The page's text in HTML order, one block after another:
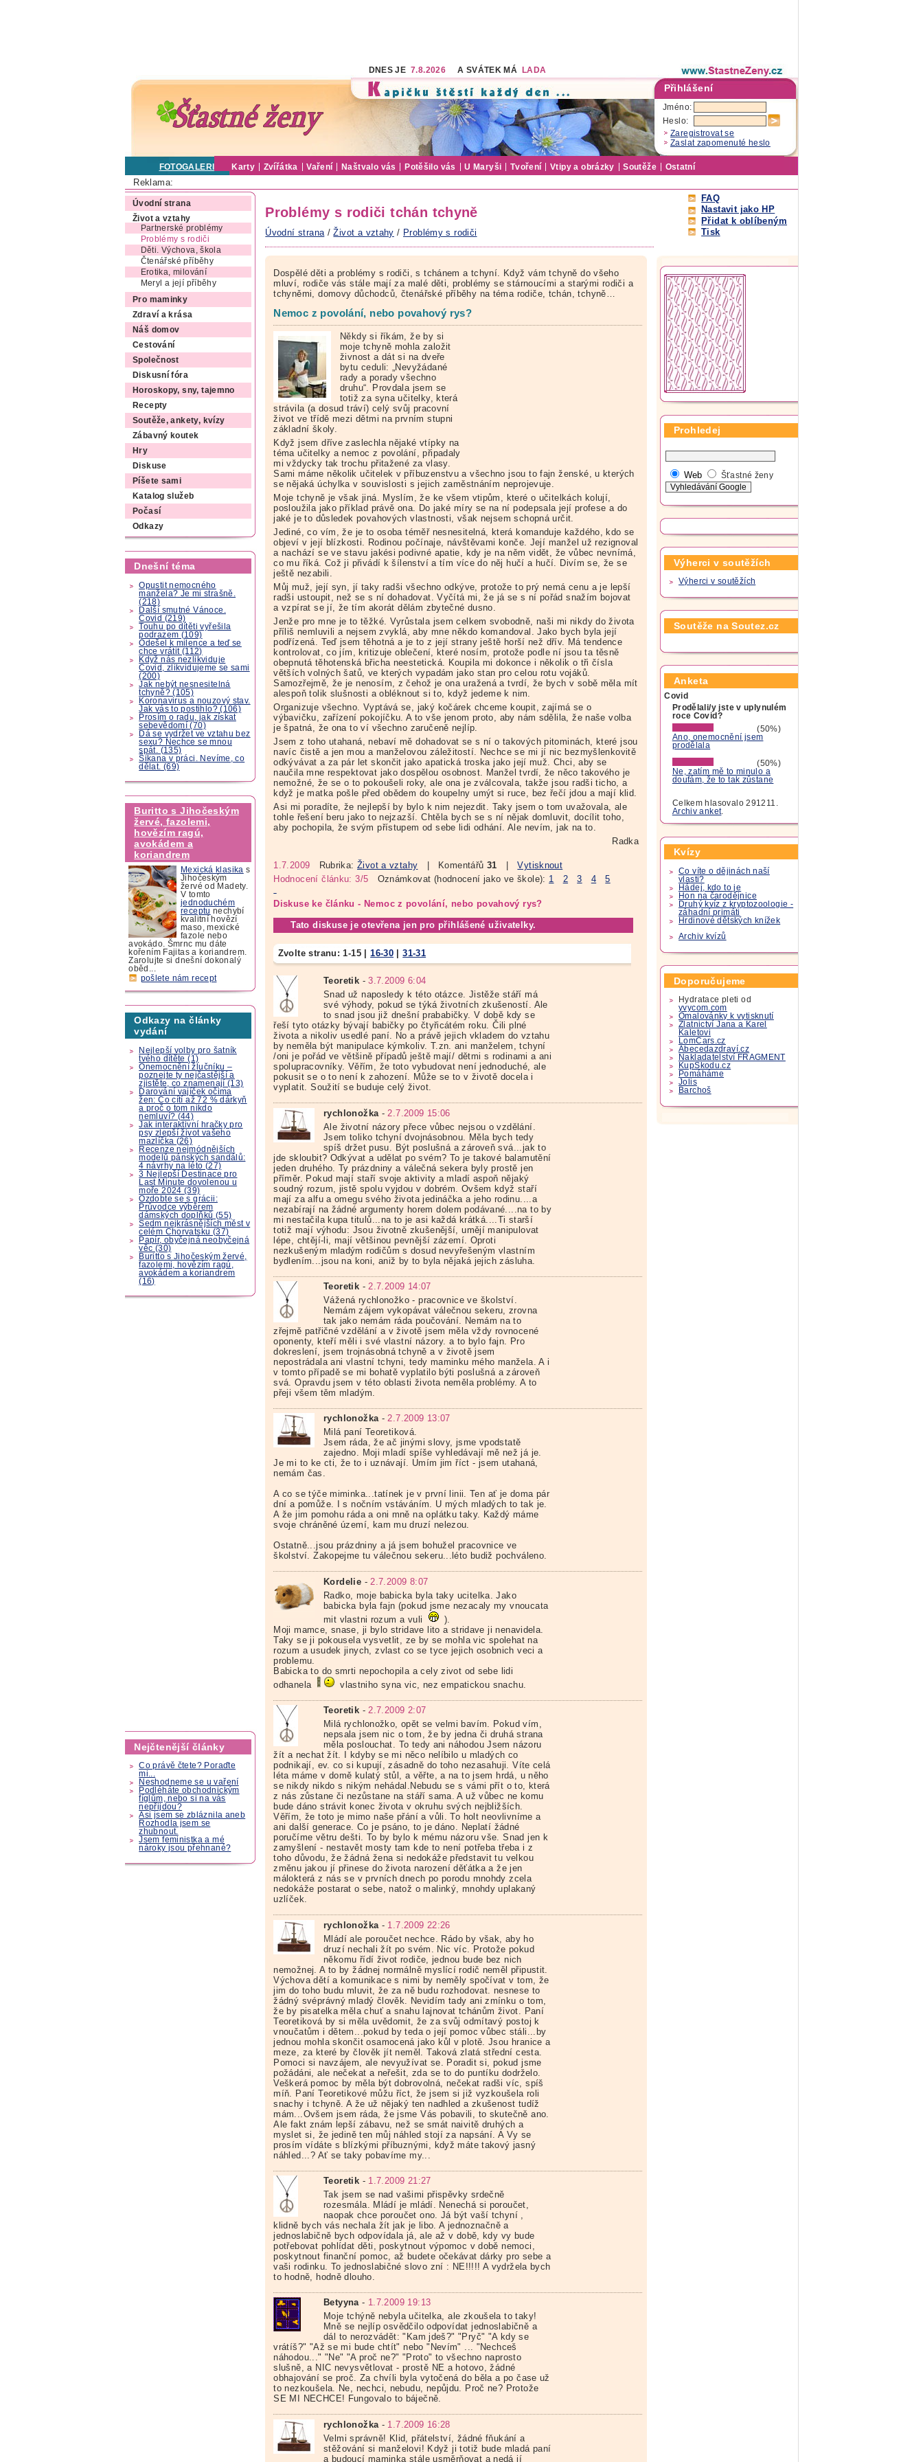
DNES JE 7.8.2026 A SVÁTEK MÁ LADA
Přihlášení
Jméno:
Heslo:
Zaregistrovat se
Zaslat zapomenuté heslo
FOTOGALERIE Karty Zvířátka Vaření Naštvalo vás Potěšilo vás U Maryši Tvoření Vtipy a obrázky Soutěže Ostatní
Reklama:
Úvodní strana
Život a vztahy
Partnerské problémy
Problémy s rodiči
Děti. Výchova, škola
Čtenářské příběhy
Erotika, milování
Meryl a její příběhy
Pro maminky
Zdraví a krása
Náš domov
Cestování
Společnost
Diskusní fóra
Horoskopy, sny, tajemno
Recepty
Soutěže, ankety, kvízy
Zábavný koutek
Hry
Diskuse
Píšete sami
Katalog služeb
Počasí
Odkazy
Dnešní téma
Opustit nemocného
manžela? Je mi strašně.
(218)
Další smutné Vánoce.
Covid (219)
Touhu po dítěti vyřešila
podrazem (109)
Odešel k milence a teď se
chce vrátit (112)
Když nás nezlikviduje
Covid, zlikvidujeme se sami
(200)
Jak nebýt nesnesitelná
tchyně? (105)
Koronavirus a nouzový stav.
Jak vás to postihlo? (106)
Prosím o radu, jak získat
sebevědomí (70)
Dá se vydržet ve vztahu bez
sexu? Nechce se mnou
spát. (135)
Šikana v práci. Nevíme, co
dělat. (69)
Buritto s Jihočeským
žervé, fazolemi,
hovězím ragú,
avokádem a
koriandrem
Mexická klasika s
Jihočeským
žervé od Madety.
V tomto
jednoduchém
receptu nechybí
kvalitní hovězí
maso, mexické
fazole nebo
avokádo. Šmrnc mu dáte
kořením Fajitas a koriandrem.
Zarolujte si dnešní dokonalý
oběd...
pošlete nám recept
Odkazy na články
vydání
Nejlepší volby pro šatník
tvého dítěte (1)
Onemocnění žlučníku –
poznejte ty nejčastější a
zjistěte, co znamenají (13)
Darování vajíček očima
žen: Co cítí až 72 % dárkyň
a proč o tom nikdo
nemluví? (44)
Jak interaktivní hračky pro
psy zlepší život vašeho
mazlíčka (26)
Recenze nejmódnějších
modelů pánských sandálů:
4 návrhy na léto (27)
3 Nejlepší Destinace pro
Last Minute dovolenou u
moře 2024 (39)
Ozdobte se s grácii:
Průvodce výběrem
dámských doplňků (55)
Sedm nejkrásnějších měst v
celém Chorvatsku (37)
Papír, obyčejná neobyčejná
věc (30)
Buritto s Jihočeským žervé,
fazolemi, hovězím ragú,
avokádem a koriandrem
(16)
Nejčtenější články
Co právě čtete? Poraďte
mi...
Neshodneme se u vaření
Podléháte obchodnickým
fíglům, nebo si na vás
nepřijdou?
Asi jsem se zbláznila aneb
Rozhodla jsem se
zhubnout.
Jsem feministka a mé
nároky jsou přehnané?
Problémy s rodiči tchán tchyně
Úvodní strana /Život a vztahy / Problémy s rodiči
FAQ
Nastavit jako HP
Přidat k oblíbeným
Tisk
Dospělé děti a problémy s rodiči, s tchánem a tchyní. Když vám tchyně do všeho
mluví, rodiče vás stále mají za malé děti, problémy se stárnoucími a starými rodiči a
tchyněmi, domovy důchodců, čtenářské příběhy na téma rodiče, tchán, tchyně…
Nemoc z povolání, nebo povahový rys?
Někdy si říkám, že by si
moje tchyně mohla založit
živnost a dát si na dveře
bytu ceduli: „Nevyžádané
rady a porady všechno
druhu“. Provdala jsem se
totiž za syna učitelky, která
strávila (a dosud tráví) celý svůj pracovní
život ve třídě mezi dětmi na prvním stupni
základní školy.
Když jsem dříve zaslechla nějaké vtípky na
téma učitelky a nemoc z povolání, připadaly
mi vždycky tak trochu přitažené za vlasy.
Sami máme několik učitelek v příbuzenstvu a všechno jsou to fajn ženské, u kterých
se nějaká úchylka v souvislosti s jejich zaměstnáním neprojevuje.
Moje tchyně je však jiná. Myslím, že ke všem vtipům, které o učitelkách kolují,
posloužila jako příklad právě ona. Do jaké míry se na ní podepsala její profese a do
jaké je to důsledek povahových vlastnosti, však nejsem schopná určit.
Jediné, co vím, že je to osoba téměř nesnesitelná, která komanduje každého, kdo se
objeví v její blízkosti. Rodinou počínaje, návštěvami konče. Její manžel už rezignoval
a nachází se ve stavu jakési podivné apatie, kdy je na něm vidět, že vůbec nevnímá,
co mu říká. Což ji přivádí k šílenství a tím více do něj hučí a hučí. Divím se, že se
ještě nezabili.
Můj muž, její syn, jí taky radši všechno odkýve, protože to prý nemá cenu a je lepší
radši ustoupit, než se s ní dohadovat. Vyčítá mi, že já se s ní pořád snažím bojovat
a vzpírat se jí, že tím akorát dělám zbytečné dusno.
Jenže pro mne je to těžké. Vyrůstala jsem celkem svobodně, naši mi nikdy do života
příliš nemluvili a nejsem zvyklá, aby mne někdo komandoval. Jako bych byla její
podřízená. Teď jsem těhotná a je to z její strany ještě horší než dřív. Má tendence
kontrolovat, co jím, kritizuje oblečení, které nosím, protože podle ní jsou ta těsně
obepnutá těhotenská břicha neestetická. Koupila mi dokonce i několik o tři čísla
větších volných šatů, ve kterých vypadám jako stan pro celou rotu vojáků.
Samozřejmě, že je nenosím, z čehož je ona uražená a tvrdí, že bych v sobě měla mít
alespoň tolik slušnosti a obléknout si to, když jedeme k nim.
Organizuje všechno. Vyptává se, jaký kočárek chceme koupit, zajímá se o
výbavičku, zařízení pokojíčku. A to vše jenom proto, aby nám sdělila, že naše volba
je špatná, že ona to ví všechno zaručeně nejlíp.
Jsem z toho utahaná, nebaví mě dohadovat se s ní o takových pitominách, které jsou
navíc čistě a jen mou a manželovou záležitostí. Nechce se mi jí nic bezmyšlenkovitě
odkývávat a za pár let skončit jako apatická troska jako její muž. Chci, aby se
naučila mne respektovat jako dospělou osobnost. Manžel tvrdí, že něco takového je
nemožné, že se o to pokoušeli roky, ale ona je zválcovala, takže jsou radši ticho, a
když je matka pošle před obědem do koupelny umýt si ruce, bez řečí jdou a mají klid.
Asi mi poradíte, že nejlepší by bylo k nim nejezdit. Taky jsem o tom uvažovala, ale
tohle řešení beru jako to nejzazší. Chtěla bych se s ní nějak domluvit, docílit toho,
aby pochopila, že svým přístupem od sebe lidi odhání. Ale nevím, jak na to.
Radka
1.7.2009 Rubrika: Život a vztahy | Komentářů 31 |Vytisknout
Hodnocení článku: 3/5 Oznámkovat (hodnocení jako ve škole): 1 2 3 4 5
Diskuse ke článku - Nemoc z povolání, nebo povahový rys?
Tato diskuse je otevřena jen pro přihlášené uživatelky.
Zvolte stranu: 1-15 |16-30 |31-31
Teoretik -3.7.2009 6:04
Snad už naposledy k této otázce. Jistěže stáří má
své výhody, pokud se týká životních zkušeností. Ale
to snad jsou již dnešní prababičky. V době kdy se
řeší tyto otázky bývají babičky po čtyřicátém roku. Čili plné
života a nikoliv usedlé paní. No a právě jejich vkladem do vztahu
by neměla být manipulace kýmkoliv. T.zn. ani manželem, tchyní
/oni je pořád ve většině případů ještě mají/ dětmi s rodinami a ani
spolupracovníky. Věřím, že toto vybudovat není jednoduché, ale
pokusit se o to není k zahození. Může se to v životě docela i
vyplatit. Soužití se buduje celý život.
rychlonožka - 2.7.2009 15:06
Ale životní názory přece vůbec nejsou o vzdělání.
Jsem toliko tchyní dvojnásobnou. Měla bych tedy
spíš držet pusu. Být poslušná a zároveň svá...jak to
jde skloubit? Odkývat a udělat po svém? To je takové balamutění
jeden druhého. Ty prázdniny a válečná sekera byly prostě jen
příměr. Pokud mají staří svoje aktivity a mladí aspoň nějaký
soudný rozum, jistě spolu vyjdou v dobrém. Ovšem když staří
mají za alfu a omegu svého života jedináčka a jeho rodinu....a
nezabírají na žádné argumenty horem dolem podávané....na to by
mi nestačila kupa titulů...na to je asi každá krátká....Ti starší
totiž mají výhodu: Jsou životně zkušenější, umějí manipulovat
lépe, chtějí-li, mají většinou pevnější zázemí. Oproti
nezkušeným mladým rodičům s dosud nevyřešeným vlastním
bydlením...jsou na koni, aniž by to byla nějaká jejich zásluha.
Teoretik -2.7.2009 14:07
Vážená rychlonožko - pracovnice ve školství.
Nemám zájem vykopávat válečnou sekeru, zrovna
tak jako nemám ráda poučování. Nemám na to
zřejmě patřičné vzdělání a v životě jsem měla vždy rovnocené
oponenty, kteří měli i své vlastní názory. a to bylo fajn. Pro
dokreslení, jsem trojnásobná tchyně a v životě jsem
nepostrádala ani vlastní tchyni, tedy maminku mého manžela. A i
v tomto případě se mi bohatě vyplatilo býti poslušná a zároveň
svá. Opravdu jsem v této oblasti života neměla problémy. A to
přeji všem těm mladým.
rychlonožka-2.7.2009 13:07
Milá paní Teoretiková.
Jsem ráda, že ač jinými slovy, jsme vpodstatě
zajedno. Moji mladí spíše vyhledávají mě než já je.
Je mi to ke cti, že to i uznávají. Umím jim říct - jsem utahaná,
nemám čas.
A co se týče miminka...tatínek je v první linii. Ten ať je doma pár
dní a pomůže. I s nočním vstáváním. U mých mladých to tak je.
A že jim pomohu ráda a oni mně na oplátku taky. Každý máme
svoje chráněné území, kam mu druzí nelezou.
Ostatně...jsou prázdniny a já jsem bohužel pracovnice ve
školství. Zakopejme tu válečnou sekeru...léto budiž pochváleno.
Kordelie - 2.7.2009 8:07
Radko, moje babicka byla taky ucitelka. Jako
babicka byla fajn (pokud jsme nezacaly my vnoucata
mit vlastni rozum a vuli
).
Moji mamce, snase, ji bylo stridave lito a stridave ji nenavidela.
Taky se ji pokousela vysvetlit, ze by se mohla vic spolehat na
rozum a usudek jinych, zvlast co se tyce jejich osobnich veci a
problemu.
Babicka to do smrti nepochopila a cely zivot od sebe lidi
odhanela
vlastniho syna vic, nez empatickou snachu.
Teoretik -2.7.2009 2:07
Milá rychlonožko, opět se velmi bavím. Pokud vím,
nepsala jsem nic o tom, že by jedna či druhá strana
měla poslouchat. To tedy ani náhodou Jsem názoru
žít a nechat žít. I kdyby se mi něco nelíbilo u mladých co
podnikají, ev. co si kupují, zásadně do toho nezasahuji. Víte celá
léta máme v domě kulatý stůl, a věřte, a na to jsem hrdá, u něho
se nikdy nikdo s nikým nehádal.Nebudu se s vámi přít o to, která
z nás zůstane či nezůstane na stáří sama. A už vůbec ne komu
bude dáno strávit konec života v okruhu svých nejbližších.
Věřím, že toto je mimo naše přání a vůli. To holt neovlivníme a
ani další generace. Co je psáno, to je dáno. Neplatí žádné
poručíme větru dešti. To by bylo k mému názoru vše. Snad jen k
zamyšlení - nestavět mosty tam kde to není potřeba třeba i z
toho důvodu, že žádná žena si nedokáže představit tu velkou
změnu jakou jí přinese do života narození děťátka a že jen
málokterá z nás se v prvních dnech po porodu mnohdy zcela
nedokáže postarat o sebe, natož o malinký, mnohdy uplakaný
uzlíček.
rychlonožka - 1.7.2009 22:26
Mládí ale poroučet nechce. Rádo by však, aby ho
druzí nechali žít po svém. Nic víc. Protože pokud
někomu řídí život rodiče, jednou bude bez nich
nemožnej. A to by žádnej normálně myslící rodič neměl připustit.
Výchova dětí a komunikace s nimi by neměly spočívat v tom, že
jim do toho budu mluvit, že za ně budu rozhodovat. nesnese to
žádný svéprávný mladý člověk. Nevidím tady ani zmínku o tom,
že by pisatelka měla chuť a snahu lajnovat tchánům život. Paní
Teoretiková by si měla uvědomit, že za svůj odmítavý postoj k
vnoučatům i dětem...pokud by teda o její pomoc vůbec stáli...by
jednou mohla skončit osamocená jako kůl v plotě. Jsou hranice a
meze, za které by člověk jít neměl. Taková zlatá střední cesta.
Pomoci si navzájem, ale nevyužívat se. Poradit si, pokud jsme
požádáni, ale nečekat a neřešit, zda se to do puntíku dodrželo.
Veškerá pomoc by měla být dobrovolná, nečekat radši víc, spíš
míň. Paní Teoretikové můžu říct, že jsem si již vyzkoušela roli
snachy i tchyně. A že už nějaký ten nadhled a zkušenost tudíž
mám...Ovšem jsem ráda, že jsme Vás pobavili, to skutečně ano.
Ale fakt znám lepší zábavu, než se smát naivitě druhých a
myslet si, že jedině ten můj náhled stojí za napsání. A Vy se
prosím vídáte s blízkými příbuznými, když máte takový jasný
náhled...? Ať se taky pobavíme my...
Teoretik - 1.7.2009 21:27
Tak jsem se nad vašimi přispěvky srdečně
rozesmála. Mládí je mládí. Nenechá si poroučet,
naopak chce poroučet ono. Já být vaší tchyní ,
klidně bych vás nechala žít jak je libo. A jednoznačně a
jednoslabičně bych odpovídala já, ale až v době, kdy vy bude
potřebovat pohlídat děti, poskytnout výpomoc v době nemoci,
poskytnout finanční pomoc, až budete očekávat dárky pro sebe a
vaši rodinku. To jednoslabičné slovo zní : NE!!!!! A vydržela bych
to hodně, hodně dlouho.
Betyyna- 1.7.2009 19:13
Moje tchýně nebyla učitelka, ale zkoušela to taky!
Mně se nejlíp osvědčilo odpovídat jednoslabičně a
dál to nerozvádět: "Kam jdeš?" "Pryč" "A kdy se
vrátíš?" "Až se mi bude chtít" nebo "Nevím" ... "Nechceš
náhodou..." "Ne" "A proč ne?" "Proto" to všechno naprosto
slušně, a NIC nevysvětlovat - prostě NE a hotovo, žádné
obhajování se proč. Za chvíli byla vytočená do běla a po čase už
to nezkoušela. Ne, nechci, nebudu, nepůjdu. Proč ne? Protože
SE MI NECHCE! Fungovalo to báječně.
rychlonožka - 1.7.2009 16:28
Velmi správně! Klid, přátelství, žádné fňukání a
stěžování si manželovi! Když ji totiž bude mladá paní
a budoucí maminka stále usměrňovat a nedá jí
Prohledej
Web Šťastné ženy
Výherci v soutěžích
Výherci v soutěžích
Soutěže na Soutez.cz
Anketa
Covid
Prodělali/y jste v uplynulém
roce Covid?
(50%)
Ano, onemocnění jsem
prodělala
(50%)
Ne, zatím mě to minulo a
doufám, že to tak zůstane
Celkem hlasovalo 291211.
Archiv anket.
Kvízy
Co víte o dějinách naší
vlasti?
Hádej, kdo to je
Hon na čarodějnice
Druhý kvíz z kryptozoologie -
záhadní primáti
Hrdinové dětských knížek
Archiv kvízů
Doporučujeme
Hydratace pleti od
yvycom.com
Omalovánky k vytisknutí
Zlatnictví Jana a Karel
Kaletovi
LomCars.cz
Abecedazdraví.cz
Nakladatelství FRAGMENT
KupSkodu.cz
Pomáháme
Jolis
Barchoš